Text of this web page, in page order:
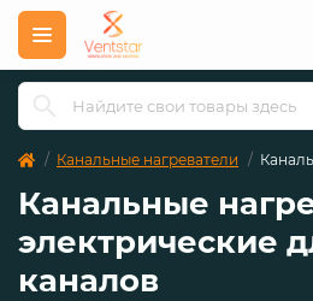
Канальные нагреватели
Канальные
электрические
каналов